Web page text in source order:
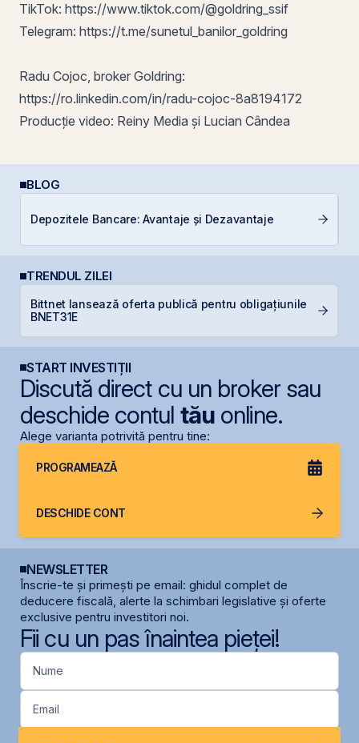
TikTok: https://www.tiktok.com/@goldring_ssif
Telegram: https://t.me/sunetul_banilor_goldring
Radu Cojoc, broker Goldring:
https://ro.linkedin.com/in/radu-cojoc-8a8194172
Producție video: Reiny Media și Lucian Cândea
BLOG
Depozitele Bancare: Avantaje și Dezavantaje
TRENDUL ZILEI
Bittnet lansează oferta publică pentru obligațiunile
BNET31E
START INVESTIȚII
Discută direct cu un broker sau
deschide contul tăuonline.
Alege varianta potrivită pentru tine:
PROGRAMEAZĂ
DESCHIDE CONT
NEWSLETTER
Înscrie-te și primești pe email: ghidul complet de
deducere fiscală, alerte la schimbari legislative și oferte
exclusive pentru investitori noi.
Fii cu un pas înaintea pieței!
Nume
Email